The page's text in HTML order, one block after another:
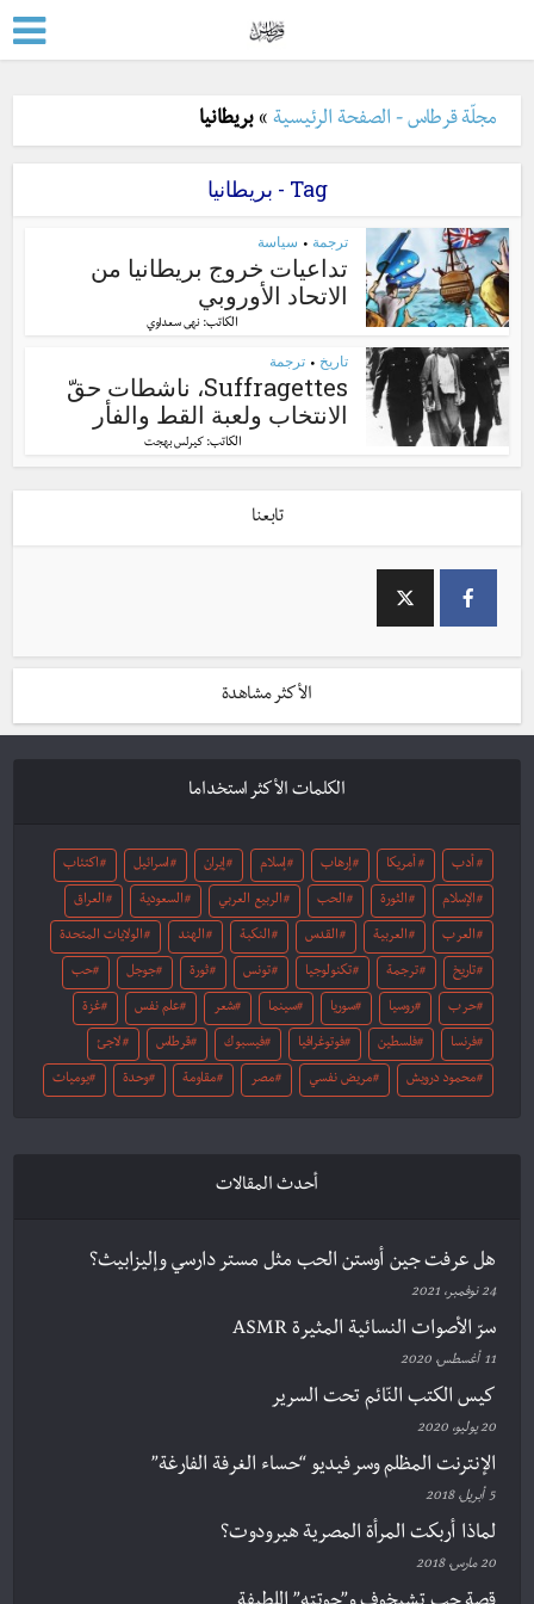
مجلّة قرطاس - الصفحة الرئيسية »بريطانيا
Tag - بريطانيا
ترجمة • سياسة
تداعيات خروج بريطانيا من
الاتحاد الأوروبي
الكاتب: نهى سعداوي
تاريخ • ترجمة
Suffragettes، ناشطات حقّ
الانتخاب ولعبة القط والفأر
الكاتب:كيرلس بهجت
تابعنا
الأكثر مشاهدة
الكلمات الأكثر استخداما
أدب أمريكا إرهاب إسلام إيران اسرائيل اكتئاب
الإسلام الثورة الحب الربيع العربي السعودية العراق
العرب العربية القدس النكبة الهند الولايات المتحدة
تاريخ ترجمة تكنولوجيا تونس ثورة جوجل حب
حرب روسيا سوريا سينما شعر علم نفس غزة
فرنسا فلسطين فوتوغرافيا فيسبوك قرطاس لاجئ
محمود درويش مريض نفسي مصر مقاومة وحدة يوميات
أحدث المقالات
هل عرفت جين أوستن الحب مثل مستر دارسي وإليزابيث؟
24 نوفمبر، 2021
سرّ الأصوات النسائية المثيرة ASMR
11 أغسطس، 2020
كيس الكتب النّائم تحت السرير
20 يوليو، 2020
الإنترنت المظلم وسر فيديو “حساء الغرفة الفارغة”
5 أبريل، 2018
لماذا أربكت المرأة المصرية هيرودوت؟
20 مارس، 2018